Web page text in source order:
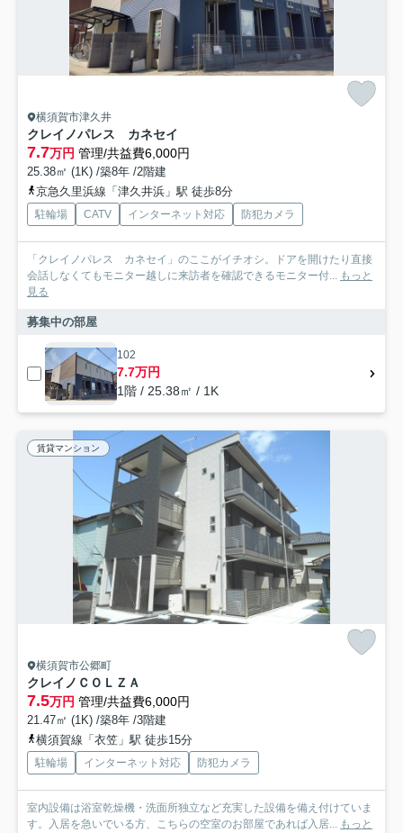
横須賀市津久井
クレイノパレス カネセイ
7.7万円 管理/共益費6,000円
25.38㎡ (1K) /築8年 /2階建
京急久里浜線「津久井浜」駅 徒歩8分
駐輪場 CATV インターネット対応 防犯カメラ
「クレイノパレス カネセイ」のここがイチオシ。ドアを開けたり直接
会話しなくてもモニター越しに来訪者を確認できるモニター付... もっと
見る
募集中の部屋
102
7.7万円
1階 / 25.38㎡ / 1K
賃貸マンション
横須賀市公郷町
クレイノＣＯＬＺＡ
7.5万円 管理/共益費6,000円
21.47㎡ (1K) /築8年 /3階建
横須賀線「衣笠」駅 徒歩15分
駐輪場 インターネット対応 防犯カメラ
室内設備は浴室乾燥機・洗面所独立など充実した設備を備え付けていま
す。入居を急いでいる方、こちらの空室のお部屋であれば入居... もっと